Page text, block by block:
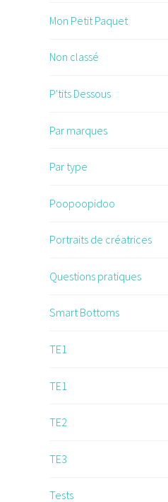
Mon Petit Paquet
Non classé
P'tits Dessous
Par marques
Par type
Poopoopidoo
Portraits de créatrices
Questions pratiques
Smart Bottoms
TE1
TE1
TE2
TE3
Tests